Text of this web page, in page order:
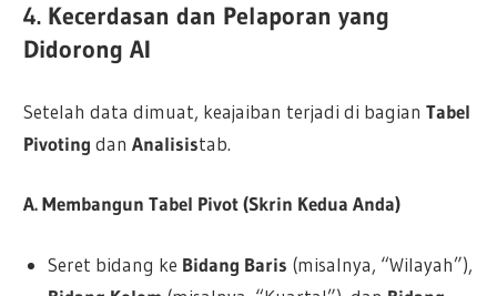
4. Kecerdasan dan Pelaporan yang
Didorong AI
Setelah data dimuat, keajaiban terjadi di bagianTabel
Pivoting danAnalisistab.
A. Membangun Tabel Pivot (Skrin Kedua Anda)
Seret bidang ke Bidang Baris (misalnya, “Wilayah”),